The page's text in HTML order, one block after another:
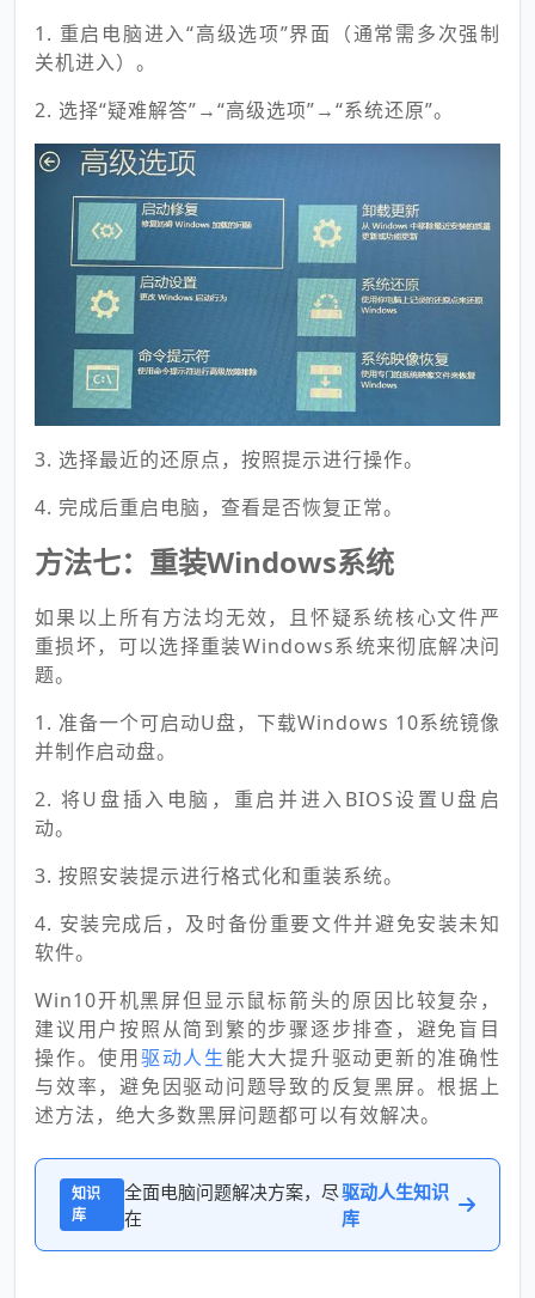
1. 重启电脑进入“高级选项”界面（通常需多次强制
关机进入）。
2. 选择“疑难解答”→“高级选项”→“系统还原”。
3. 选择最近的还原点，按照提示进行操作。
4. 完成后重启电脑，查看是否恢复正常。
方法七：重装Windows系统
如果以上所有方法均无效，且怀疑系统核心文件严
重损坏，可以选择重装Windows系统来彻底解决问
题。
1. 准备一个可启动U盘，下载Windows 10系统镜像
并制作启动盘。
2. 将U盘插入电脑，重启并进入BIOS设置U盘启
动。
3. 按照安装提示进行格式化和重装系统。
4. 安装完成后，及时备份重要文件并避免安装未知
软件。
Win10开机黑屏但显示鼠标箭头的原因比较复杂，
建议用户按照从简到繁的步骤逐步排查，避免盲目
操作。使用驱动人生能大大提升驱动更新的准确性
与效率，避免因驱动问题导致的反复黑屏。根据上
述方法，绝大多数黑屏问题都可以有效解决。
知识
库
全面电脑问题解决方案，尽
在
驱动人生知识
库